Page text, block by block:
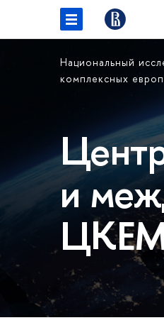
Национальный
комплексных
и